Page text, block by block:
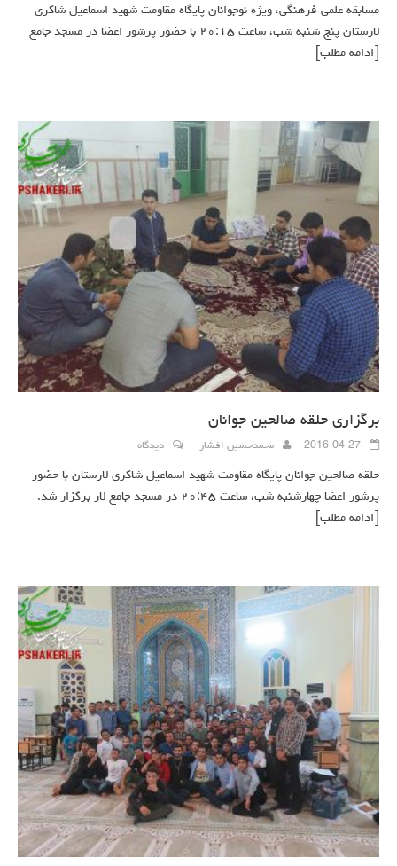
مسابقه علمی فرهنگی، ویژه نوجوانان پایگاه مقاومت شهید اسماعیل شاکری
لارستان پنج شنبه شب، ساعت ۲۰:۱۵ با حضور پرشور اعضا در مسجد جامع
[ادامه مطلب]
برگزاری حلقه صالحین جوانان
2016-04-27 محمدحسین افشار دیدگاه
حلقه صالحین جوانان پایگاه مقاومت شهید اسماعیل شاکری لارستان با حضور
پرشور اعضا چهارشنبه شب، ساعت ۲۰:۴۵ در مسجد جامع لار برگزار شد.
[ادامه مطلب]